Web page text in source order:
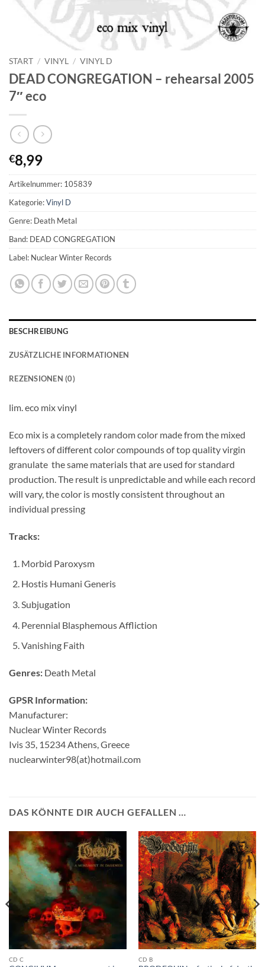
START / VINYL / VINYL D
DEAD CONGREGATION – rehearsal 2005
7″ eco
€8,99
Artikelnummer: 105839
Kategorie:Vinyl D
Genre: Death Metal
Band: DEAD CONGREGATION
Label: Nuclear Winter Records
BESCHREIBUNG
ZUSÄTZLICHE INFORMATIONEN
REZENSIONEN (0)
lim. eco mix vinyl
Eco mix is a completely random color made from the mixed
leftovers of different color compounds of top quality virgin
granulate  the same materials that are used for standard
production. The result is unpredictable and while each record
will vary, the color is mostly consistent throughout an
individual pressing
Tracks:
Morbid Paroxysm
Hostis Humani Generis
Subjugation
Perennial Blasphemous Affliction
Vanishing Faith
Genres: Death Metal
GPSR Information:
Manufacturer:
Nuclear Winter Records
Ivis 35, 15234 Athens, Greece
nuclearwinter98(at)hotmail.com
DAS KÖNNTE DIR AUCH GEFALLEN …
CD C CD B